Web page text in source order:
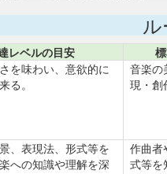
レベルの目安
を味わい、意欲的に
る。
音楽の
現・創
、表現法、形式等を
への知識や理解を深
作曲者
式等を